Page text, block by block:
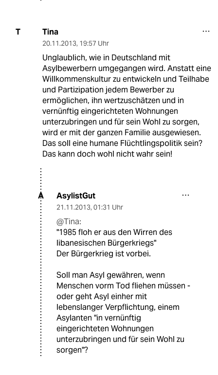
T Tina
20.11.2013, 19:57 Uhr
Unglaublich, wie in Deutschland mit
Asylbewerbern umgegangen wird. Anstatt eine
Willkommenskultur zu entwickeln und Teilhabe
und Partizipation jedem Bewerber zu
ermöglichen, ihn wertzuschätzen und in
vernünftig eingerichteten Wohnungen
unterzubringen und für sein Wohl zu sorgen,
wird er mit der ganzen Familie ausgewiesen.
Das soll eine humane Flüchtlingspolitik sein?
Das kann doch wohl nicht wahr sein!
A AsylistGut
21.11.2013, 01:31 Uhr
@Tina:
"1985 floh er aus den Wirren des
libanesischen Bürgerkriegs"
Der Bürgerkrieg ist vorbei.
Soll man Asyl gewähren, wenn
Menschen vorm Tod fliehen müssen -
oder geht Asyl einher mit
lebenslanger Verpflichtung, einem
Asylanten "in vernünftig
eingerichteten Wohnungen
unterzubringen und für sein Wohl zu
sorgen"?